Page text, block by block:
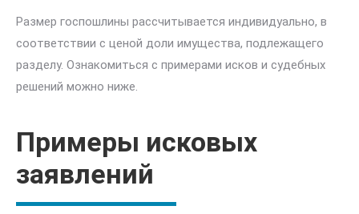
Размер госпошлины рассчитывается индивидуально, в
соответствии с ценой доли имущества, подлежащего
разделу. Ознакомиться с примерами исков и судебных
решений можно ниже.
Примеры исковых
заявлений